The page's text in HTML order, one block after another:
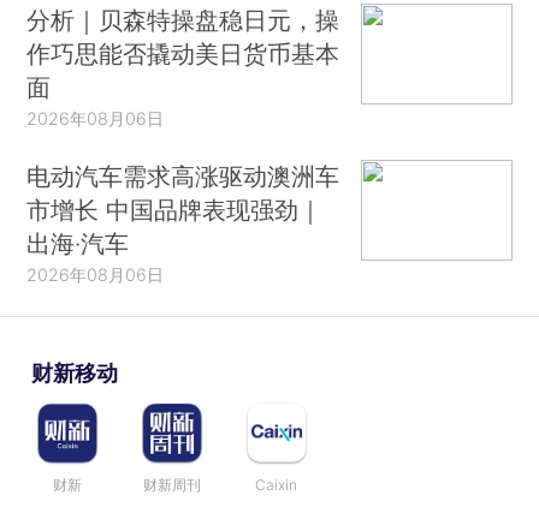
分析｜贝森特操盘稳日元，操
作巧思能否撬动美日货币基本
面
2026年08月06日
电动汽车需求高涨驱动澳洲车
市增长 中国品牌表现强劲｜
出海·汽车
2026年08月06日
财新移动
财新 财新周刊 Caixin